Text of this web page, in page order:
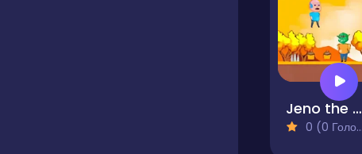
Jeno the Big Eater 2
0 (0 Голосів)